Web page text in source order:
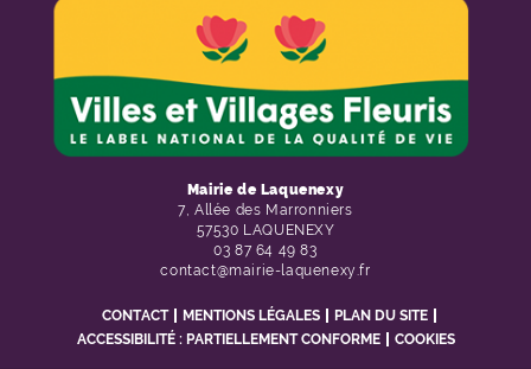
Mairie de Laquenexy
7, Allée des Marronniers
57530 LAQUENEXY
03 87 64 49 83
contact@mairie-laquenexy.fr
CONTACT MENTIONS LÉGALES
PLAN DU SITE
ACCESSIBILITÉ : PARTIELLEMENT CONFORME
COOKIES